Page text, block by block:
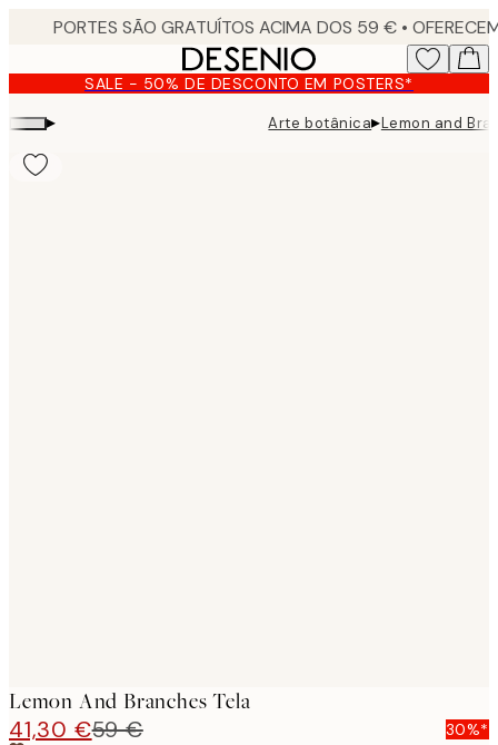
content. SALE - 50% DE DESCONTO EM POSTERS*
▸ Arte botânica▸Lemon and
Lemon And Branches Tela
41,30 €59 € 30%*